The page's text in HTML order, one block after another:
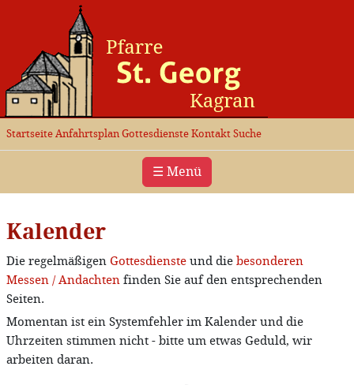
Startseite Anfahrtsplan Gottesdienste Kontakt Suche
☰ Menü
Kalender
Die regelmäßigen Gottesdienste und die besonderen
Messen / Andachten finden Sie auf den entsprechenden
Seiten.
Momentan ist ein Systemfehler im Kalender und die
Uhrzeiten stimmen nicht - bitte um etwas Geduld, wir
arbeiten daran.